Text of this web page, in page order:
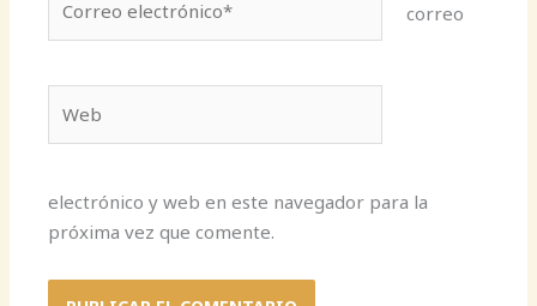
electrónico*
correo
electrónico y web en este navegador para la
próxima vez que comente.